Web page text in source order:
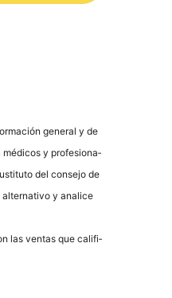
gene­ral y de
méd­icos y pro­fe­sio­na­
del con­se­jo de
alter­na­tivo y ana­li­ce
las ven­tas que cali­fi­